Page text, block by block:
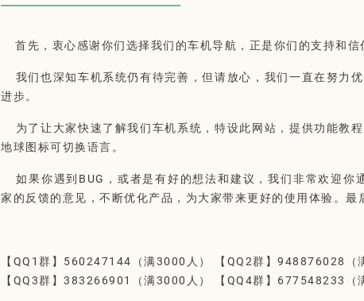
首先，衷心感谢你们选择我们的车机导航，正是你们的支持和信
我们也深知车机系统仍有待完善，但请放心，我们一直在努力
进步。
为了让大家快速了解我们车机系统，特设此网站，提供功能教
地球图标可切换语言。
如果你遇到BUG，或者是有好的想法和建议，我们非常欢迎你
家的反馈的意见，不断优化产品，为大家带来更好的使用体验。 最
【QQ1群】560247144（满3000人） 【QQ2群】948876028（
【QQ3群】383266901（满3000人） 【QQ4群】677548233（